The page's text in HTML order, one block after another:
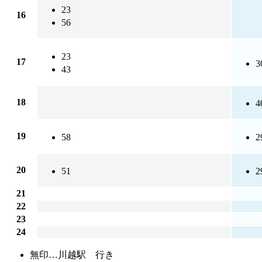
16
23
56
17
23
43
18
19 58
20 51
21
22
23
24
無印… 川越駅 行き